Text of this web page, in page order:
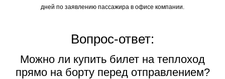
дней по заявлению пассажира в офисе компании.
Вопрос-ответ:
Можно ли купить билет на теплоход
прямо на борту перед отправлением?